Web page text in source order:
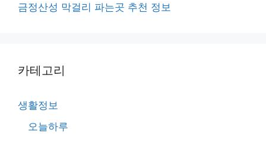
금정산성 막걸리 파는곳 추천 정보
카테고리
생활정보
오늘하루